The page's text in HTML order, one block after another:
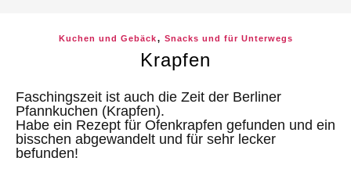
Kuchen und Gebäck, Snacks und für Unterwegs
Krapfen
Faschingszeit ist auch die Zeit der Berliner
Pfannkuchen (Krapfen).
Habe ein Rezept für Ofenkrapfen gefunden und ein
bisschen abgewandelt und für sehr lecker
befunden!